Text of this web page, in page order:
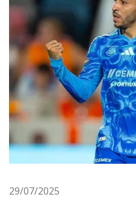
29/07/2025